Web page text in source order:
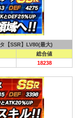
【SSR】LV80(最大)
総合値
18238